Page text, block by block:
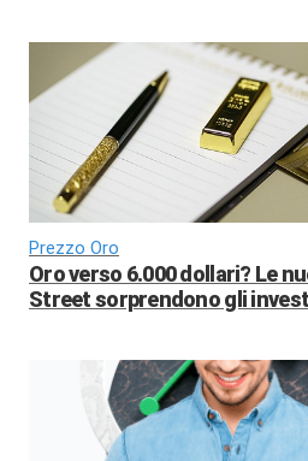
Prezzo Oro
Oro verso 6.000 dollari? Le
Street sorprendono gli